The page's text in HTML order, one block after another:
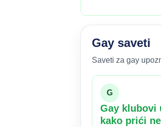
Gay saveti
Saveti za gay
G
Gay klubovi
kako prići